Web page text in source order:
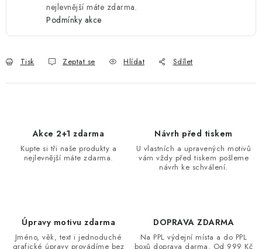
nejlevnější máte zdarma.
Podmínky akce
Tisk Zeptat se Hlídat Sdílet
Akce 2+1 zdarma
Kupte si tři naše produkty a
nejlevnější máte zdarma.
Návrh před tiskem
U vlastních a upravených motivů
vám vždy před tiskem pošleme
návrh ke schválení.
Úpravy motivu zdarma
Jméno, věk, text i jednoduché
grafické úpravy provádíme bez
DOPRAVA ZDARMA
Na PPL výdejní místa a do PPL
boxů doprava darma. Od 999 Kč